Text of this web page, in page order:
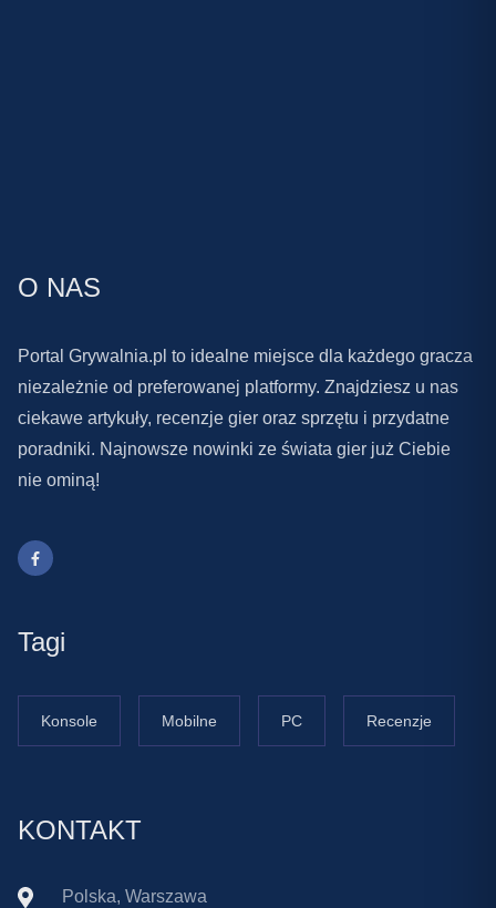
O NAS
Portal Grywalnia.pl to idealne miejsce dla każdego gracza
niezależnie od preferowanej platformy. Znajdziesz u nas
ciekawe artykuły, recenzje gier oraz sprzętu i przydatne
poradniki. Najnowsze nowinki ze świata gier już Ciebie
nie ominą!
Tagi
Konsole Mobilne PC Recenzje
KONTAKT
Polska, Warszawa